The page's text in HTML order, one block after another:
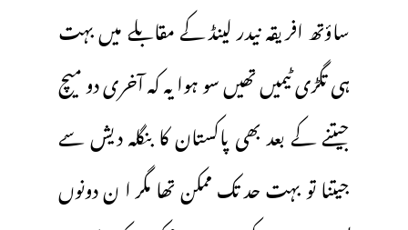
ساؤتھ افریقہ نیدر لینڈ کے مقابلے میں بہت
ہی تگڑی ٹیمیں تھیں سو ہوا یہ کہ آخری دو میچ
جیتنے کے بعد بھی پاکستان کا بنگلہ دیش سے
جیتنا تو بہت حد تک ممکن تھا مگر ا ن دونوں